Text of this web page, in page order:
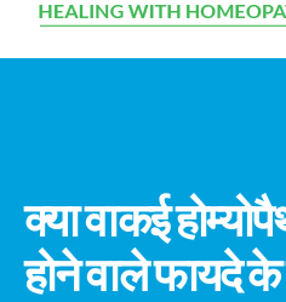
क्या वाकई
होने वाले फायदे के